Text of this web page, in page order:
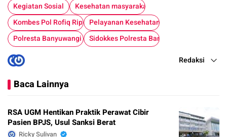
Kegiatan Sosial
Kesehatan masyarakat
Kombes Pol Rofiq Ripto HimawanPelayanan Kesehatan
Polresta Banyuwangi
Sidokkes Polresta Banyuwangi
Redaksi
Baca Lainnya
RSA UGM Hentikan Praktik Perawat Cibir
Pasien BPJS, Usul Sanksi Berat
Ricky Sulivan